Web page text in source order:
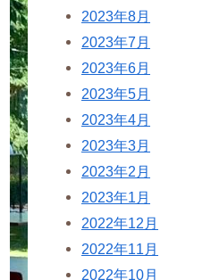
2023年8月
2023年7月
2023年6月
2023年5月
2023年4月
2023年3月
2023年2月
2023年1月
2022年12月
2022年11月
2022年10月